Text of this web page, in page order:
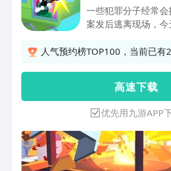
一些犯罪分子经常
案发后逃离现场，
游，玩家在游戏汇总
质，有兴趣的朋友
队。
人气预约榜TOP100，当前已有
高 速 下 载
优先用九游APP